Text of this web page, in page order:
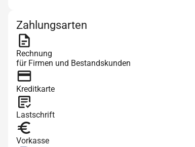
Zahlungsarten
Rechnung
für Firmen und Bestandskunden
Kreditkarte
Lastschrift
Vorkasse